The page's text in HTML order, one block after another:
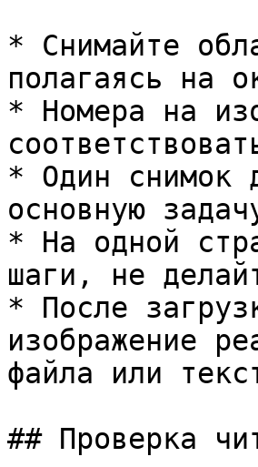
* Снимайте
полагаясь на
* Номера на
* Один снимок
основную
* На одной
шаги, не
* После
изображение
файла или
## Проверка